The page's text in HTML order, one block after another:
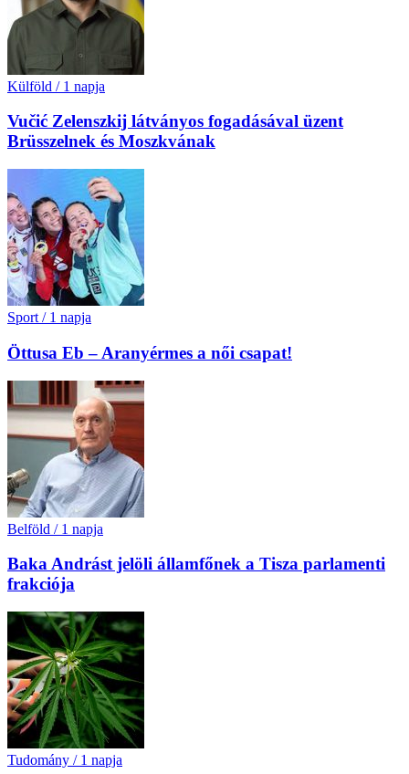
Külföld / 1 napja
Vučić Zelenszkij látványos fogadásával üzent
Brüsszelnek és Moszkvának
Sport / 1 napja
Öttusa Eb – Aranyérmes a női csapat!
Belföld / 1 napja
Baka Andrást jelöli államfőnek a Tisza parlamenti
frakciója
Tudomány / 1 napja